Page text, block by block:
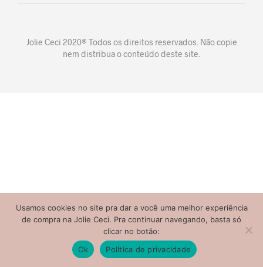
Jolie Ceci 2020® Todos os direitos reservados. Não copie
nem distribua o conteúdo deste site.
Usamos cookies no site pra dar a você uma melhor experiência
de compra na Jolie Ceci. Pra continuar navegando, basta só
clicar no botão:
Ok
Política de privacidade